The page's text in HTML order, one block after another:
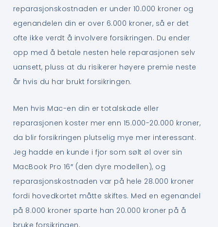
reparasjonskostnaden er under 10.000 kroner og
egenandelen din er over 6.000 kroner, så er det
ofte ikke verdt å involvere forsikringen. Du ender
opp med å betale nesten hele reparasjonen selv
uansett, pluss at du risikerer høyere premie neste
år hvis du har brukt forsikringen.
Men hvis Mac-en din er totalskade eller
reparasjonen koster mer enn 15.000-20.000 kroner,
da blir forsikringen plutselig mye mer interessant.
Jeg hadde en kunde i fjor som sølt øl over sin
MacBook Pro 16″ (den dyre modellen), og
reparasjonskostnaden var på hele 28.000 kroner
fordi hovedkortet måtte skiftes. Med en egenandel
på 8.000 kroner sparte han 20.000 kroner på å
bruke forsikringen.